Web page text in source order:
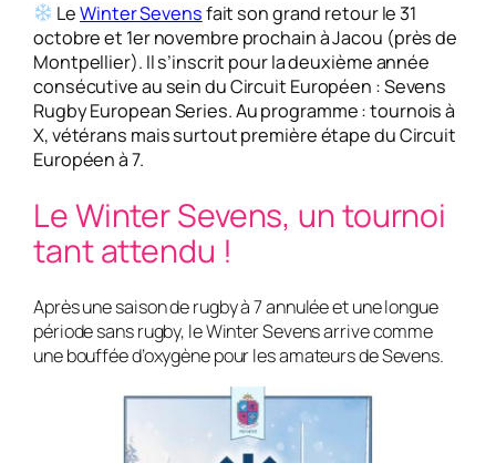
LeWinter Sevensfait son grand retour le 31
octobre et 1er novembre prochain à Jacou (près de
Montpellier). Il s’inscrit pour la deuxième année
consécutive au sein du Circuit Européen : Sevens
Rugby European Series. Au programme : tournois à
X, vétérans mais surtout première étape du Circuit
Européen à 7.
Le Winter Sevens, un tournoi
tant attendu !
Après une saison de rugby à 7 annulée et une longue
période sans rugby, le Winter Sevens arrive comme
une bouffée d’oxygène pour les amateurs de Sevens.